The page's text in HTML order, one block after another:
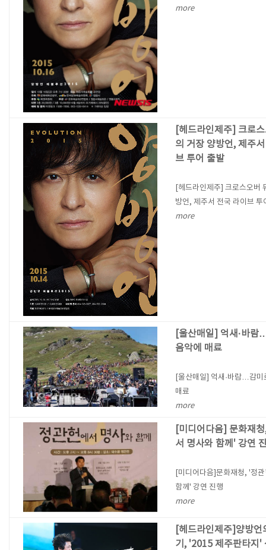
more
[헤드라인제주] 크로
의 거장 양방언, 제주
브 투어 출발
[헤드라인제주] 크로스오버
방언, 제주서 전국 라이브 투
more
[울산매일] 억새·바람
음악에 매료
[울산매일] 억새·바람…감미
매료
more
[미디어다음] 문화재
서 명사와 함께' 강연
[미디어다음]문화재청, '정
함께' 강연 진행
more
[헤드라인제주]양방언
기, '2015 제주판타지'